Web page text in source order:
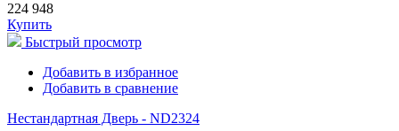
224 948
Купить
Быстрый просмотр
Добавить в избранное
Добавить в сравнение
Нестандартная Дверь - ND2324